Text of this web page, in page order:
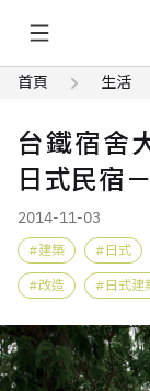
首頁 生活
台鐵宿舍
日式民宿
2014-11-03
建築 日式
改造 日式建